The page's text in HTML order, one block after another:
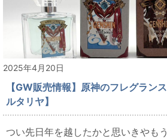
2025年4月20日
【GW販売情報】原神のフレグラン
ルタリヤ】
つい先日年を越したかと思いきやも